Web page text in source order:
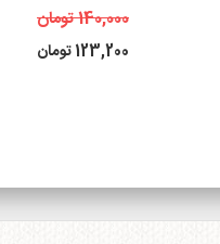
محترم برسد.
140,000تومان
123,200تومان